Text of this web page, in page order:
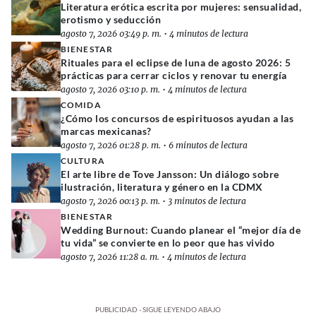
Literatura erótica escrita por mujeres: sensualidad,
erotismo y seducción
agosto 7, 2026 03:49 p. m. • 4 minutos de lectura
BIENESTAR
Rituales para el eclipse de luna de agosto 2026: 5
prácticas para cerrar ciclos y renovar tu energía
agosto 7, 2026 03:10 p. m. • 4 minutos de lectura
COMIDA
¿Cómo los concursos de espirituosos ayudan a las
marcas mexicanas?
agosto 7, 2026 01:28 p. m. • 6 minutos de lectura
CULTURA
El arte libre de Tove Jansson: Un diálogo sobre
ilustración, literatura y género en la CDMX
agosto 7, 2026 00:13 p. m. • 3 minutos de lectura
BIENESTAR
Wedding Burnout: Cuando planear el “mejor día de
tu vida” se convierte en lo peor que has vivido
agosto 7, 2026 11:28 a. m. • 4 minutos de lectura
PUBLICIDAD - SIGUE LEYENDO ABAJO